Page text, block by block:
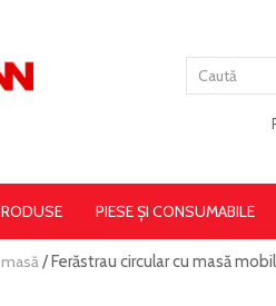
PIESE ȘI CONSUMABILE
/ Ferăstrau circular cu masă